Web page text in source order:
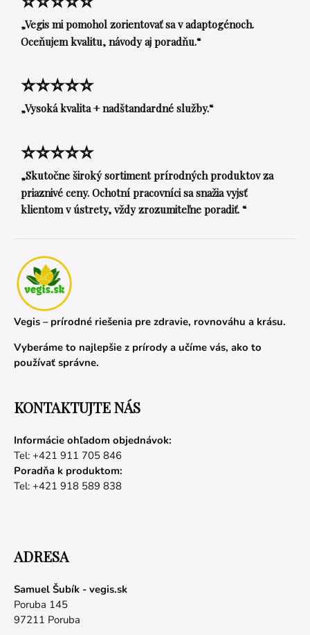
„Vegis mi pomohol zorientovať sa v adaptogénoch.
Oceňujem kvalitu, návody aj poradňu.“
⭐⭐⭐⭐⭐
„Vysoká kvalita + nadštandardné služby.“
⭐⭐⭐⭐⭐
„Skutočne široký sortiment prírodných produktov za
priaznivé ceny. Ochotní pracovníci sa snažia vyjsť
klientom v ústrety, vždy zrozumiteľne poradiť. “
Vegis – prírodné riešenia pre zdravie, rovnováhu a krásu.
Vyberáme to najlepšie z prírody a učíme vás, ako to
používať správne.
KONTAKTUJTE NÁS
Informácie ohľadom objednávok:
Tel: +421 911 705 846
Poradňa k produktom:
Tel: +421 918 589 838
ADRESA
Samuel Šubík - vegis.sk
Poruba 145
97211 Poruba